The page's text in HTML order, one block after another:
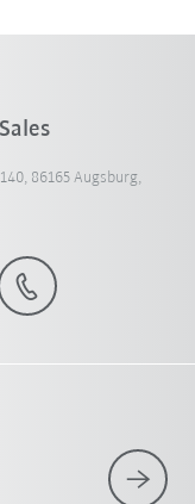
86165 Augsburg,